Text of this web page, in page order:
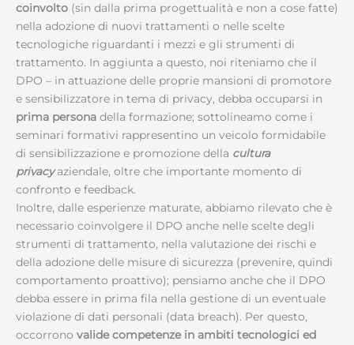
coinvolto (sin dalla prima progettualità e non a cose fatte)
nella adozione di nuovi trattamenti o nelle scelte
tecnologiche riguardanti i mezzi e gli strumenti di
trattamento. In aggiunta a questo, noi riteniamo che il
DPO – in attuazione delle proprie mansioni di promotore
e sensibilizzatore in tema di privacy, debba occuparsi in
prima persona della formazione; sottolineamo come i
seminari formativi rappresentino un veicolo formidabile
di sensibilizzazione e promozione della cultura
privacyaziendale, oltre che importante momento di
confronto e feedback.
Inoltre, dalle esperienze maturate, abbiamo rilevato che è
necessario coinvolgere il DPO anche nelle scelte degli
strumenti di trattamento, nella valutazione dei rischi e
della adozione delle misure di sicurezza (prevenire, quindi
comportamento proattivo); pensiamo anche che il DPO
debba essere in prima fila nella gestione di un eventuale
violazione di dati personali (data breach). Per questo,
occorrono valide competenze in ambiti tecnologici ed